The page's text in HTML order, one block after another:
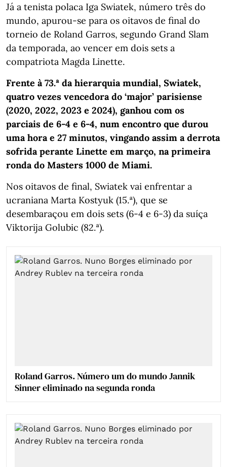
Já a tenista polaca Iga Swiatek, número três do
mundo, apurou-se para os oitavos de final do
torneio de Roland Garros, segundo Grand Slam
da temporada, ao vencer em dois sets a
compatriota Magda Linette.
Frente à 73.ª da hierarquia mundial, Swiatek,
quatro vezes vencedora do ‘major’ parisiense
(2020, 2022, 2023 e 2024), ganhou com os
parciais de 6-4 e 6-4, num encontro que durou
uma hora e 27 minutos, vingando assim a derrota
sofrida perante Linette em março, na primeira
ronda do Masters 1000 de Miami.
Nos oitavos de final, Swiatek vai enfrentar a
ucraniana Marta Kostyuk (15.ª), que se
desembaraçou em dois sets (6-4 e 6-3) da suíça
Viktorija Golubic (82.ª).
Roland Garros. Número um do mundo Jannik
Sinner eliminado na segunda ronda